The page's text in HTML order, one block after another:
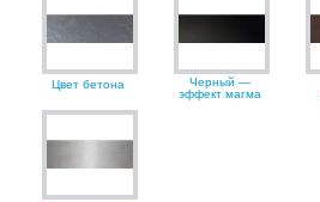
Цвет бетона
Черный —
эффект магма